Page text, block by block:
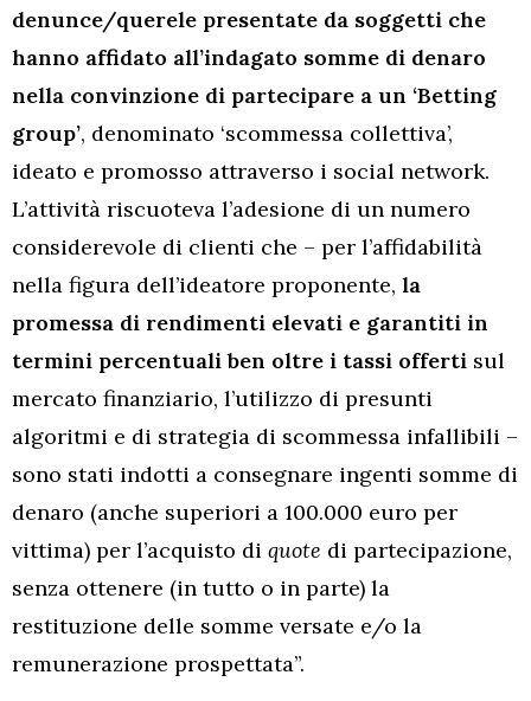
denunce/querele presentate da soggetti che
hanno affidato all’indagato somme di denaro
nella convinzione di partecipare a un ‘Betting
group’, denominato ‘scommessa collettiva’,
ideato e promosso attraverso i social network.
L’attività riscuoteva l’adesione di un numero
considerevole di clienti che – per l’affidabilità
nella figura dell’ideatore proponente, la
promessa di rendimenti elevati e garantiti in
termini percentuali ben oltre i tassi offerti sul
mercato finanziario, l’utilizzo di presunti
algoritmi e di strategia di scommessa infallibili –
sono stati indotti a consegnare ingenti somme di
denaro (anche superiori a 100.000 euro per
vittima) per l’acquisto di quote di partecipazione,
senza ottenere (in tutto o in parte) la
restituzione delle somme versate e/o la
remunerazione prospettata”.